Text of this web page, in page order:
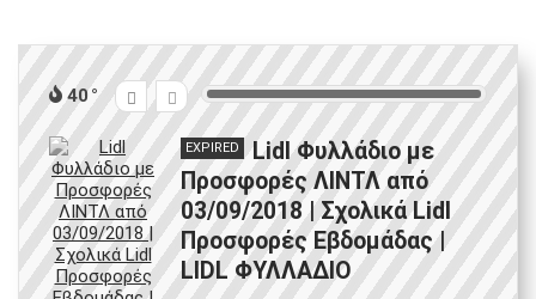
40
EXPIRED
Lidl Φυλλάδιο με
Προσφορές ΛΙΝΤΛ από
03/09/2018 | Σχολικά Lidl
Προσφορές Εβδομάδας |
LIDL ΦΥΛΛΑΔΙΟ